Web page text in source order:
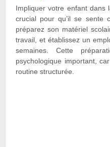
Impliquer votre enfant
crucial pour qu’il se sente
préparez son matériel
travail, et établissez un
semaines. Cette
psychologique important,
routine structurée.